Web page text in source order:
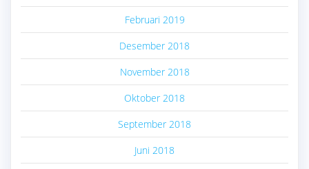
Februari 2019
Desember 2018
November 2018
Oktober 2018
September 2018
Juni 2018